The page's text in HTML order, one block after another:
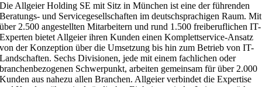
Die Allgeier Holding SE mit Sitz in München ist eine der führenden
Beratungs- und Servicegesellschaften im deutschsprachigen Raum. Mit
über 2.500 angestellten Mitarbeitern und rund 1.500 freiberuflichen IT-
Experten bietet Allgeier ihren Kunden einen Komplettservice-Ansatz
von der Konzeption über die Umsetzung bis hin zum Betrieb von IT-
Landschaften. Sechs Divisionen, jede mit einem fachlichen oder
branchenbezogenen Schwerpunkt, arbeiten gemeinsam für über 2.000
Kunden aus nahezu allen Branchen. Allgeier verbindet die Expertise